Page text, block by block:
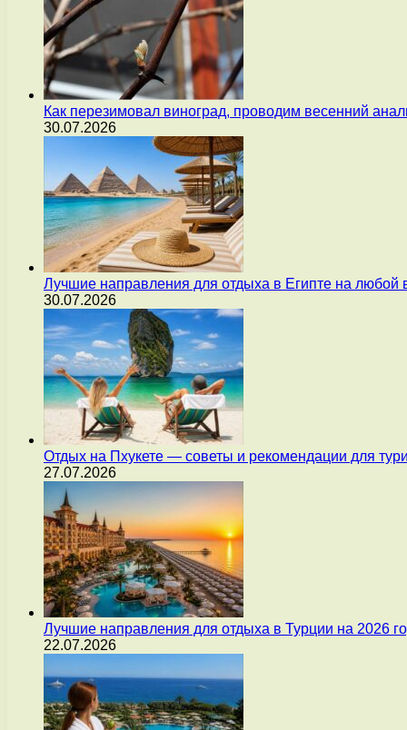
Как перезимовал виноград, проводим весенний
30.07.2026
Лучшие направления для отдыха в Египте на любой
30.07.2026
Отдых на Пхукете — советы и рекомендации для
27.07.2026
Лучшие направления для отдыха в Турции на 2026
22.07.2026